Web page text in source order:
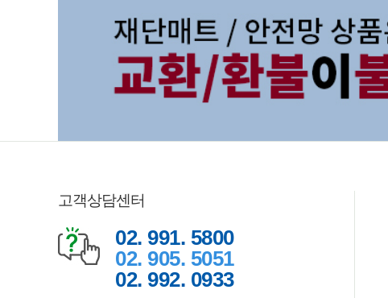
고객상담센터
02. 991. 5800
02. 905. 5051
02. 992. 0933